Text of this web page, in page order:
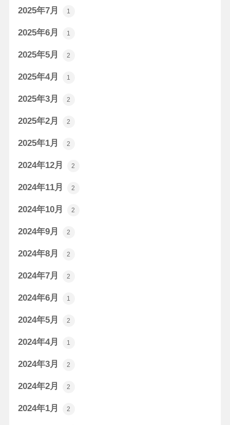
2025年7月 1
2025年6月 1
2025年5月 2
2025年4月 1
2025年3月 2
2025年2月 2
2025年1月 2
2024年12月 2
2024年11月 2
2024年10月 2
2024年9月 2
2024年8月 2
2024年7月 2
2024年6月 1
2024年5月 2
2024年4月 1
2024年3月 2
2024年2月 2
2024年1月 2